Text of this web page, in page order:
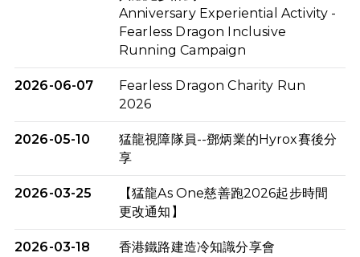
Anniversary Experiential Activity -
Fearless Dragon Inclusive
Running Campaign
2026-06-07
Fearless Dragon Charity Run
2026
2026-05-10
猛龍視障隊員--鄧炳業的Hyrox賽後分
享
2026-03-25
【猛龍As One慈善跑2026起步時間
更改通知】
2026-03-18 香港鐵路建造冷知識分享會